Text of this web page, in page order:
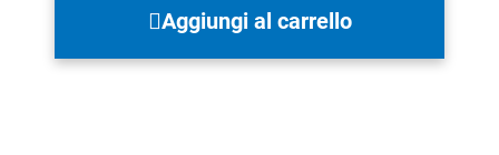
Aggiungi al carrello